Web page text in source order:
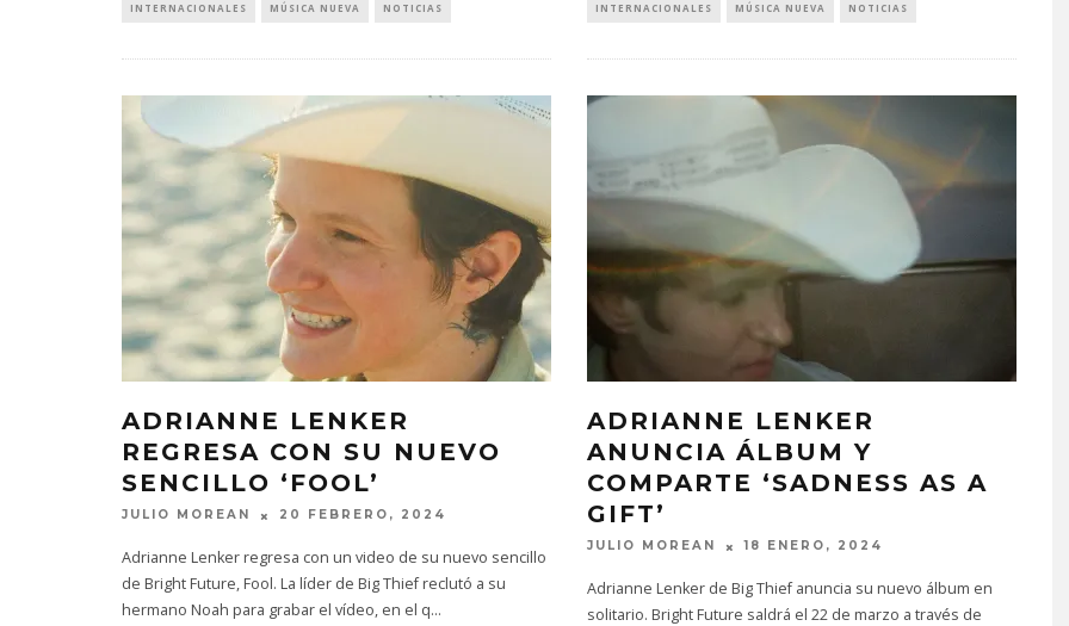
INTERNACIONALES MÚSICA NUEVA NOTICIAS INTERNACIONALES MÚSICA NUEVA NOTICIAS
ADRIANNE LENKER
REGRESA CON SU NUEVO
SENCILLO ‘FOOL’
JULIO MOREAN 20 FEBRERO, 2024
Adrianne Lenker regresa con un video de su nuevo sencillo
de Bright Future, Fool. La líder de Big Thief reclutó a su
hermano Noah para grabar el vídeo, en el q...
ADRIANNE LENKER
ANUNCIA ÁLBUM Y
COMPARTE ‘SADNESS AS A
GIFT’
JULIO MOREAN 18 ENERO, 2024
Adrianne Lenker de Big Thief anuncia su nuevo álbum en
solitario. Bright Future saldrá el 22 de marzo a través de